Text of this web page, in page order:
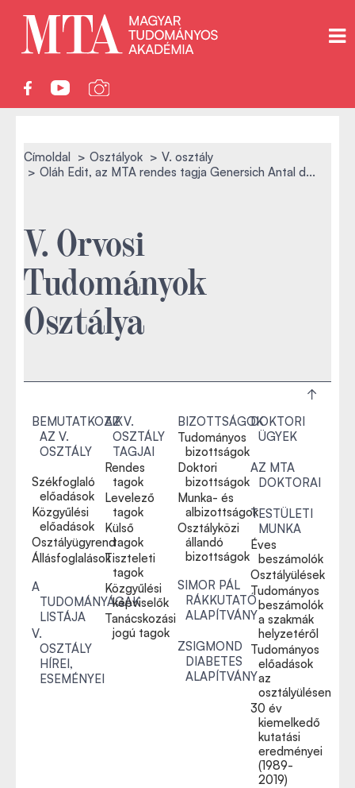
Címoldal Osztályok
V. osztály
Oláh Edit, az MTA rendes tagja Genersich Antal d...
V. Orvosi
Tudományok
Osztálya
BEMUTATKOZIK
AZ V.
OSZTÁLY
Székfoglaló
előadások
Közgyűlési
előadások
Osztályügyrend
Állásfoglalások
A
TUDOMÁNYÁGAK
LISTÁJA
V.
OSZTÁLY
HÍREI,
ESEMÉNYEI
AZ V.
OSZTÁLY
TAGJAI
Rendes
tagok
Levelező
tagok
Külső
tagok
Tiszteleti
tagok
Közgyűlési
képviselők
Tanácskozási
jogú tagok
BIZOTTSÁGOK
Tudományos
bizottságok
Doktori
bizottságok
Munka- és
albizottságok
Osztályközi
állandó
bizottságok
SIMOR PÁL
RÁKKUTATÓ
ALAPÍTVÁNY
ZSIGMOND
DIABETES
ALAPÍTVÁNY
DOKTORI
ÜGYEK
AZ MTA
DOKTORAI
TESTÜLETI
MUNKA
Éves
beszámolók
Osztályülések
Tudományos
beszámolók
a szakmák
helyzetéről
Tudományos
előadások
az
osztályülésen
30 év
kiemelkedő
kutatási
eredményei
(1989-
2019)